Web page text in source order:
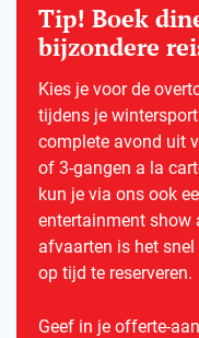
Tip! Boek
bijzondere
Kies je voor de
tijdens je
complete avond uit
of 3-gangen a la
kun je via ons ook
entertainment show
afvaarten is het
op tijd te reserveren.
Geef in je offerte-